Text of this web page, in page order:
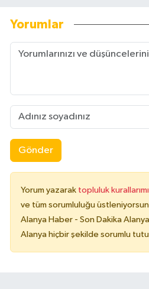
Yorumlar
Gönder
Yorum yazarak topluluk
ve tüm sorumluluğu
Alanya Haber - Son Dakika
Alanya hiçbir şekilde sorumlu